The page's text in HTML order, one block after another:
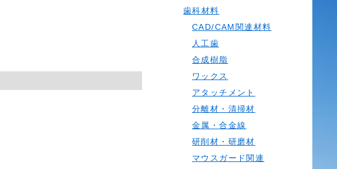
歯科材料
CAD/CAM関連材料
人工歯
合成樹脂
ワックス
アタッチメント
分離材・清掃材
金属・合金線
研削材・研磨材
マウスガード関連